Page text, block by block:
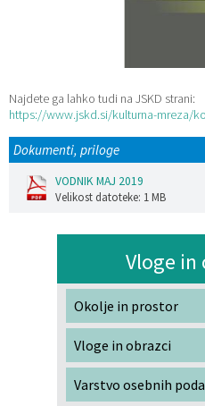
Najdete ga lahko tudi na JSKD strani:
https://www.jskd.si/kulturna-mreza/
Dokumenti, priloge
VODNIK MAJ 2019
Velikost datoteke: 1 MB
Vloge in
Okolje in prostor
Vloge in obrazci
Varstvo osebnih